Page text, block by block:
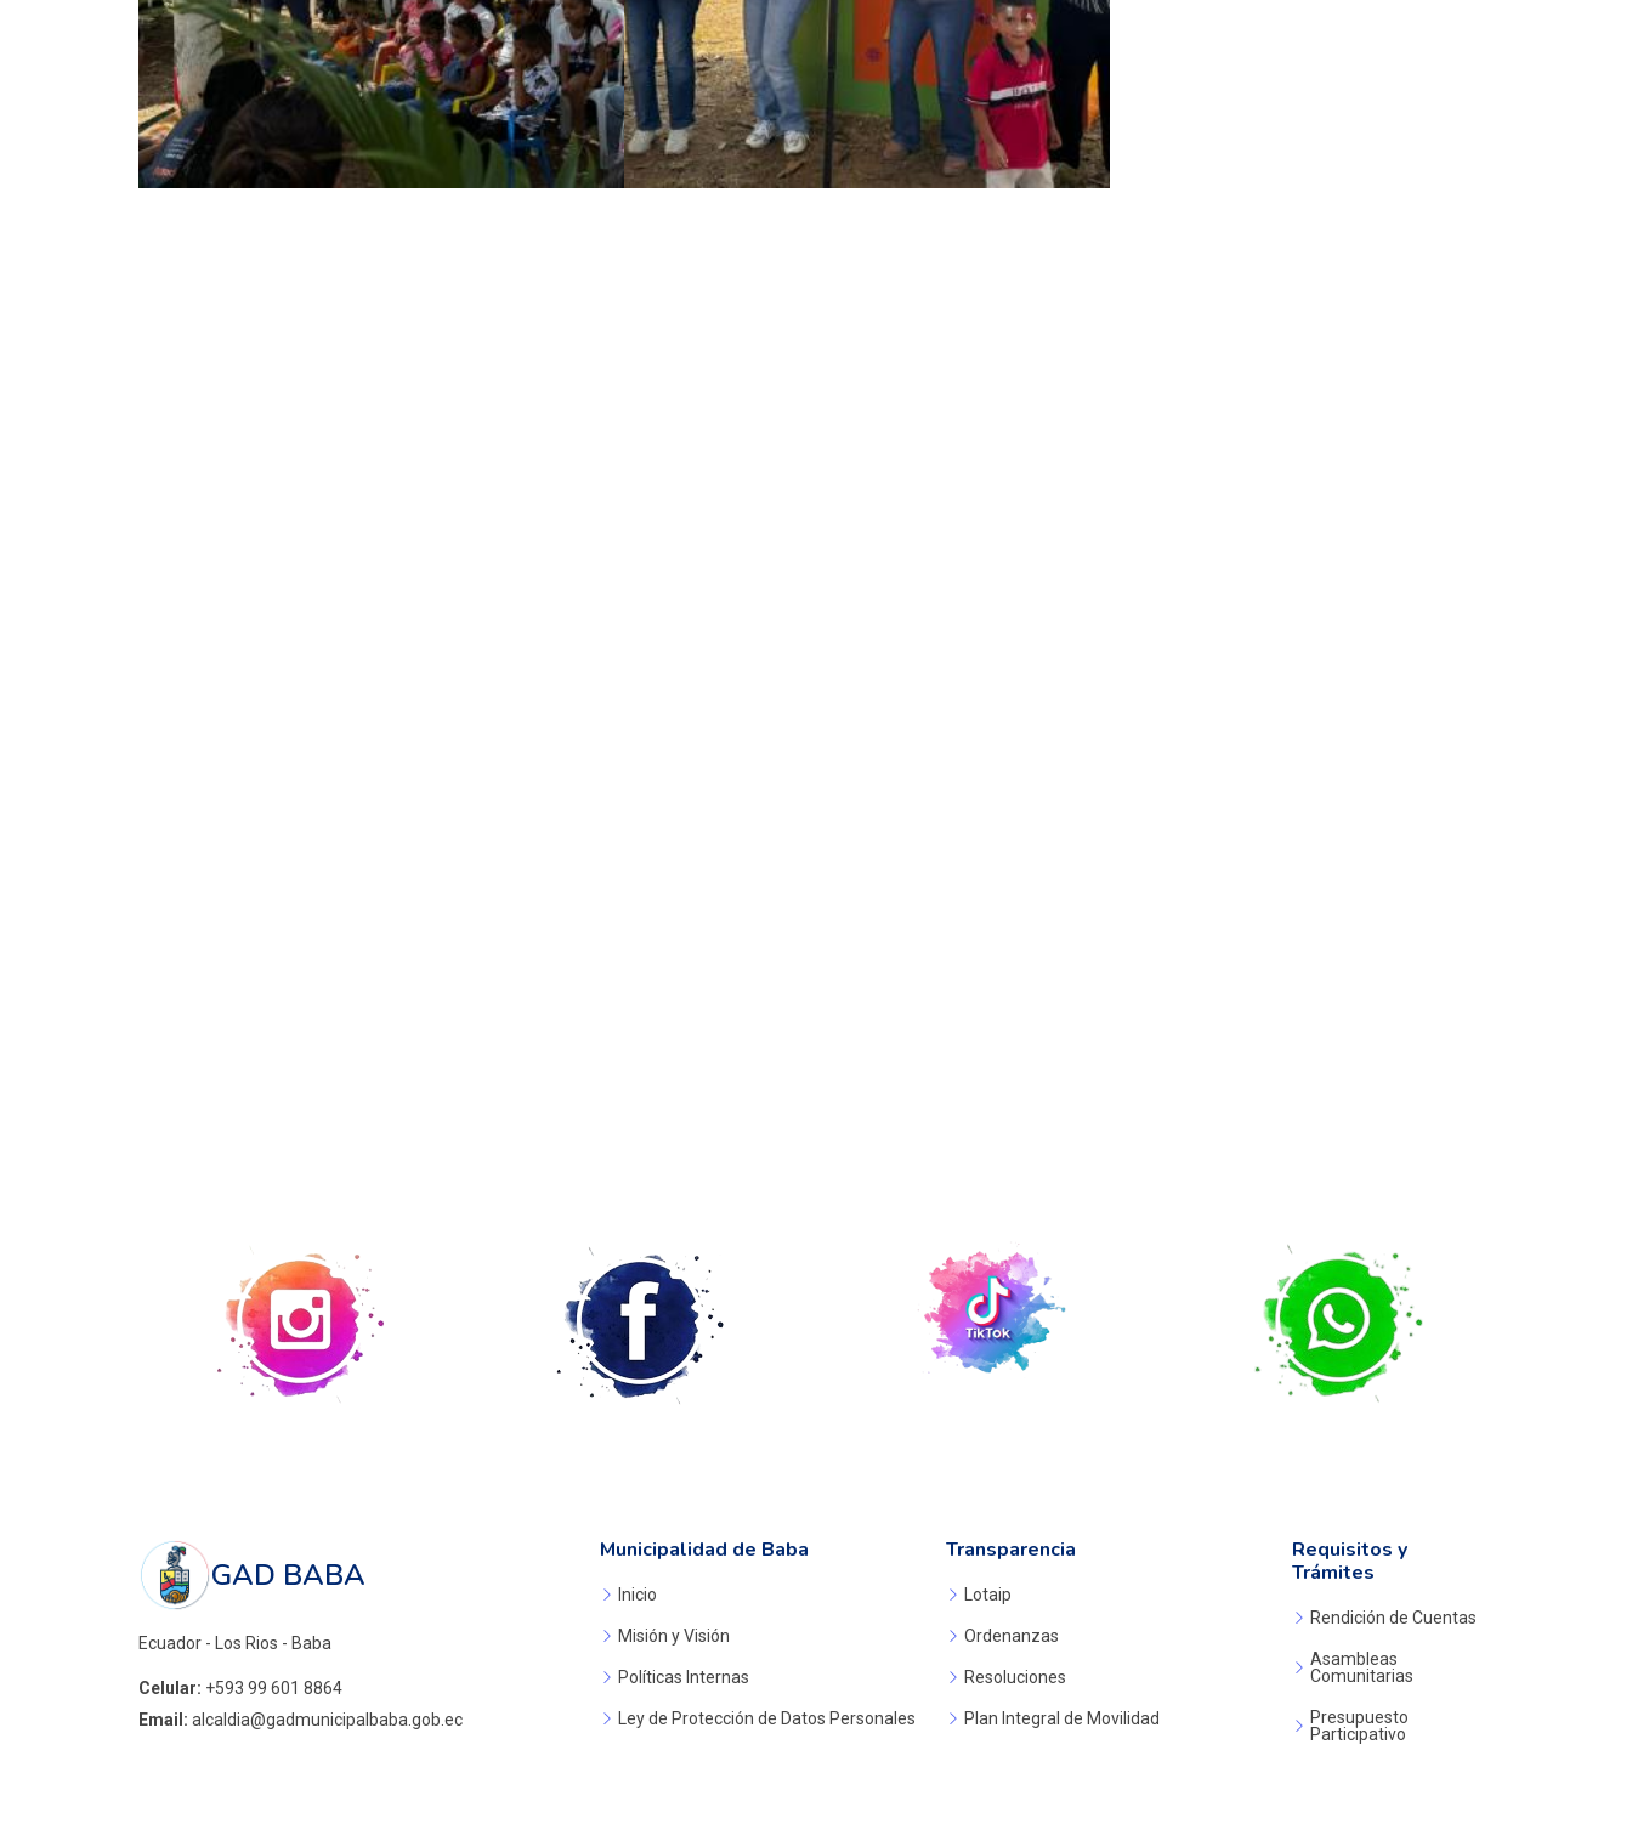
GAD BABA
Ecuador - Los Rios - Baba
Celular: +593 99 601 8864
Email: alcaldia@gadmunicipalbaba.gob.ec
Municipalidad de Baba
Inicio
Misión y Visión
Políticas Internas
Ley de Protección de Datos Personales
Transparencia
Lotaip
Ordenanzas
Resoluciones
Plan Integral de Movilidad
Requisitos y
Trámites
Rendición de Cuentas
Asambleas
Comunitarias
Presupuesto
Participativo